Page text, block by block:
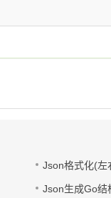
Json格式化(左
Json生成Go结